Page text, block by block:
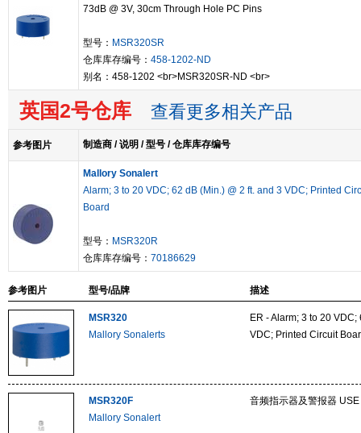
73dB @ 3V, 30cm Through Hole PC Pins
型号： MSR320SR
仓库库存编号： 458-1202-ND
别名：458-1202 <br>MSR320SR-ND <br>
英国2号仓库 查看更多相关产品
参考图片 制造商 / 说明 / 型号 / 仓库库存编号
Mallory Sonalert
Alarm; 3 to 20 VDC; 62 dB (Min.) @ 2 ft. and 3 VDC; Printed
Board
型号： MSR320R
仓库库存编号： 70186629
参考图片 型号/品牌 描述
MSR320
Mallory Sonalerts
ER - Alarm; 3 to 20
VDC; Printed Circuit
MSR320F
Mallory Sonalert
音频指示器及警报器